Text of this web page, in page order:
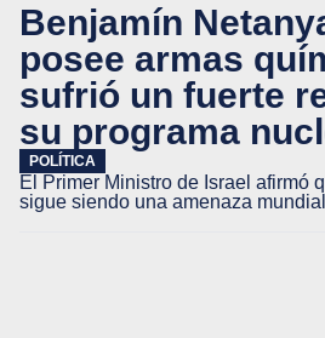
Benjamín
posee armas
sufrió un fuerte
su programa
POLÍTICA
El Primer Ministro de Israel afirmó
sigue siendo una amenaza mundial